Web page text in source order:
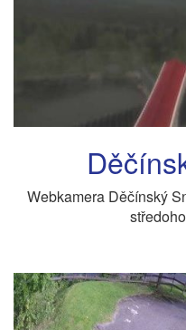
Webkamera Děčínský